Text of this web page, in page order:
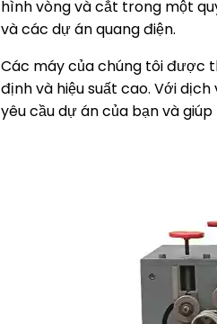
hình vòng và cắt trong một
và các dự án quang điện.
Các máy của chúng tôi được
định và hiệu suất cao. Với
yêu cầu dự án của bạn và